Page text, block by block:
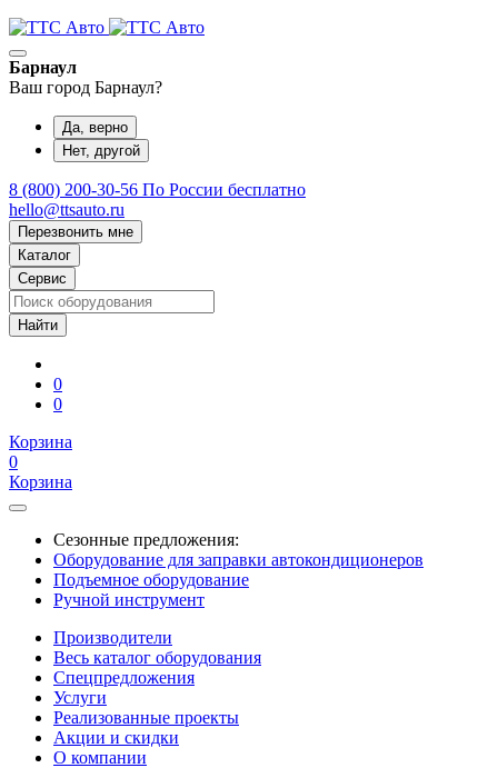
Барнаул
Ваш город Барнаул?
Да, верно
Нет, другой
8 (800) 200-30-56 По России бесплатно
hello@ttsauto.ru
Перезвонить мне
Каталог
Сервис
0
0
Корзина
0
Корзина
Сезонные предложения:
Оборудование для заправки автокондиционеров
Подъемное оборудование
Ручной инструмент
Производители
Весь каталог оборудования
Спецпредложения
Услуги
Реализованные проекты
Акции и скидки
О компании